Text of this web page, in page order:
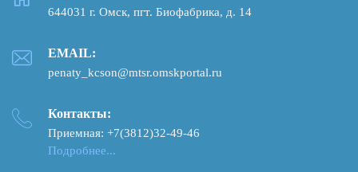
644031 г. Омск, пгт. Биофабрика, д. 14
EMAIL:
penaty_kcson@mtsr.omskportal.ru
Контакты:
Приемная: +7(3812)32-49-46
Подробнее...